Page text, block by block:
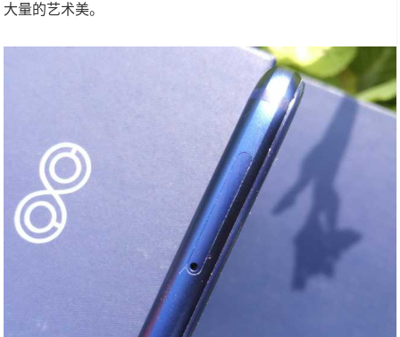
大量的艺术美。